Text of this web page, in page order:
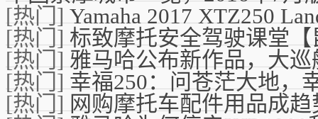
[热门]Yamaha 2017 XTZ250
[热门]标致摩托安全驾驶课堂
[热门]雅马哈公布新作品，大
[热门]幸福250：问苍茫大地，
[热门]网购摩托车配件用品成趋